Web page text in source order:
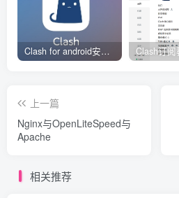
Clash for android安卓客户端保姆级新手使用教程
上一篇
Nginx与OpenLiteSpeed与
Apache
相关推荐